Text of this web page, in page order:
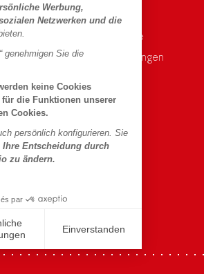
Werbung,
Netzwerken und die
genehmigen Sie die
keine Cookies
die Funktionen unserer
Cookies.
persönlich konfigurieren. Sie
Entscheidung durch
zu ändern.
par
Einverstanden
: Personnalisez vos Options
Die Geschichte
Unsere Expertise
CSR-Verpflichtungen